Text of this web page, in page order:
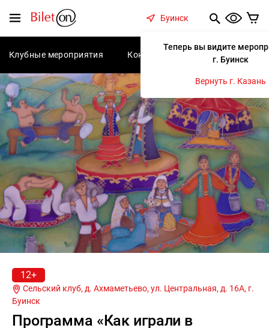
Меню
Буинск
Теперь вы видите
г. Буинск
Вернуть г. Казань
Клубные мероприятия Концерты Спектакли
12+
Сельский клуб, д. Ахмаметьево, ул. Центральная, д. 16А, г.
Буинск
Программа «Как играли в